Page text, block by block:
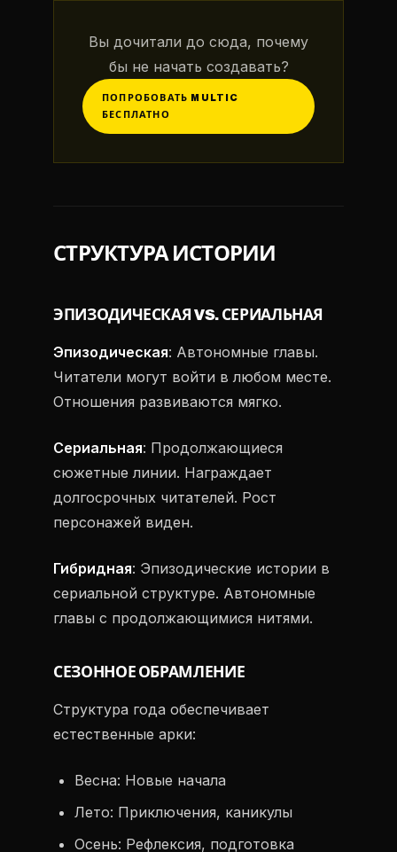
Вы дочитали до сюда, почему
бы не начать создавать?
ПОПРОБОВАТЬ MULTIC
БЕСПЛАТНО
СТРУКТУРА ИСТОРИИ
ЭПИЗОДИЧЕСКАЯ VS. СЕРИАЛЬНАЯ
Эпизодическая: Автономные главы.
Читатели могут войти в любом месте.
Отношения развиваются мягко.
Сериальная: Продолжающиеся
сюжетные линии. Награждает
долгосрочных читателей. Рост
персонажей виден.
Гибридная: Эпизодические истории в
сериальной структуре. Автономные
главы с продолжающимися нитями.
СЕЗОННОЕ ОБРАМЛЕНИЕ
Структура года обеспечивает
естественные арки:
Весна: Новые начала
Лето: Приключения, каникулы
Осень: Рефлексия, подготовка